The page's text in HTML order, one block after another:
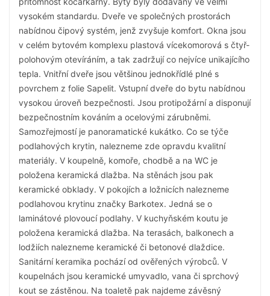
vysokém standardu. Dveře ve společných prostorách
nabídnou čipový systém, jenž zvyšuje komfort. Okna jsou
v celém bytovém komplexu plastová vícekomorová s čtyř-
polohovým otevíráním, a tak zadržují co nejvíce unikajícího
tepla. Vnitřní dveře jsou většinou jednokřídlé plné s
povrchem z folie Sapelit. Vstupní dveře do bytu nabídnou
vysokou úroveň bezpečnosti. Jsou protipožární a disponují
bezpečnostním kováním a ocelovými zárubněmi.
Samozřejmostí je panoramatické kukátko. Co se týče
podlahových krytin, nalezneme zde opravdu kvalitní
materiály. V koupelně, komoře, chodbě a na WC je
položena keramická dlažba. Na stěnách jsou pak
keramické obklady. V pokojích a ložnicích nalezneme
podlahovou krytinu značky Barkotex. Jedná se o
laminátové plovoucí podlahy. V kuchyňském koutu je
položena keramická dlažba. Na terasách, balkonech a
lodžiích nalezneme keramické či betonové dlaždice.
Sanitární keramika pochází od ověřených výrobců. V
koupelnách jsou keramické umyvadlo, vana či sprchový
kout se zástěnou. Na toaletě pak najdeme závěsný